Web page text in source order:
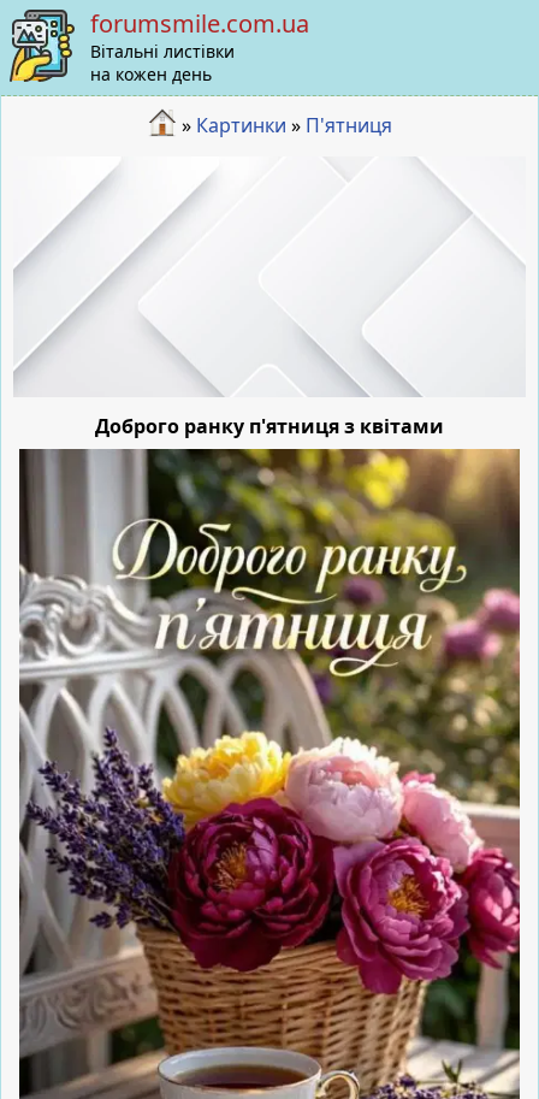
forumsmile.com.ua
Вітальні листівки
на кожен день
» Картинки » П'ятниця
Доброго ранку п'ятниця з квітами